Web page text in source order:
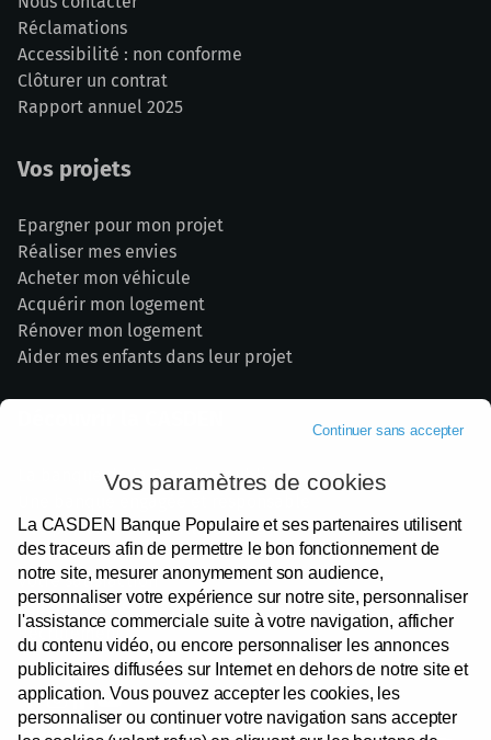
Réclamations
Accessibilité : non conforme
Clôturer un contrat
Rapport annuel 2025
Vos projets
Epargner pour mon projet
Réaliser mes envies
Acheter mon véhicule
Acquérir mon logement
Rénover mon logement
Aider mes enfants dans leur projet
La banque de la Fonction publique
Nos partenaires institutionnels
Devenir Sociétaire
Votre satisfaction
Espace presse
Recrutement
Continuer sans accepter
Vos paramètres de cookies
La CASDEN Banque Populaire et ses partenaires utilisent
des traceurs afin de permettre le bon fonctionnement de
notre site, mesurer anonymement son audience,
personnaliser votre expérience sur notre site, personnaliser
l'assistance commerciale suite à votre navigation, afficher
du contenu vidéo, ou encore personnaliser les annonces
publicitaires diffusées sur Internet en dehors de notre site et
application. Vous pouvez accepter les cookies, les
personnaliser ou continuer votre navigation sans accepter